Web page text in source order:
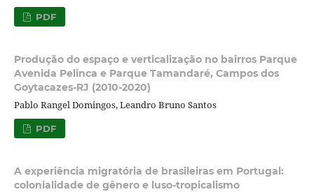
PDF
Produção do espaço e verticalização no bairros Parque
Avenida Pelinca e Parque Tamandaré, Campos dos
Goytacazes-RJ (2010-2020)
Pablo Rangel Domingos, Leandro Bruno Santos
PDF
A experiência migratória de brasileiras em Portugal:
colonialidade de gênero e luso-tropicalismo